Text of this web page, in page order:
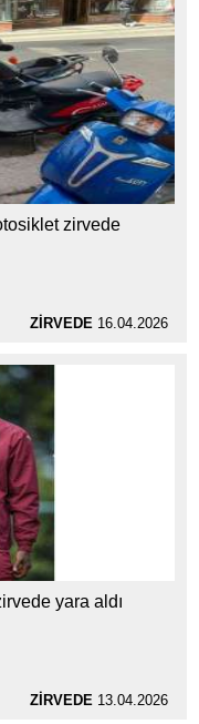
zirvede
ZİRVEDE16.04.2026
yara aldı
ZİRVEDE13.04.2026